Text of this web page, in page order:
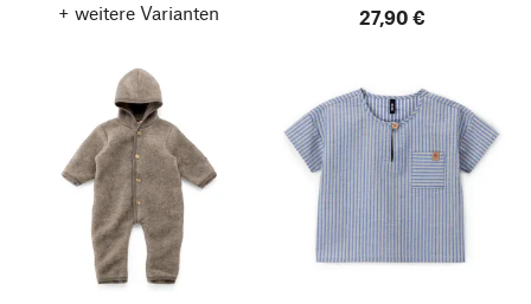
+ weitere Varianten
27,90 €